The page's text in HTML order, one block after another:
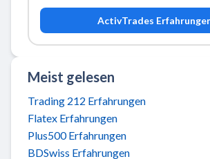
ActivTrades
Meist gelesen
Trading 212 Erfahrungen
Flatex Erfahrungen
Plus500 Erfahrungen
BDSwiss Erfahrungen